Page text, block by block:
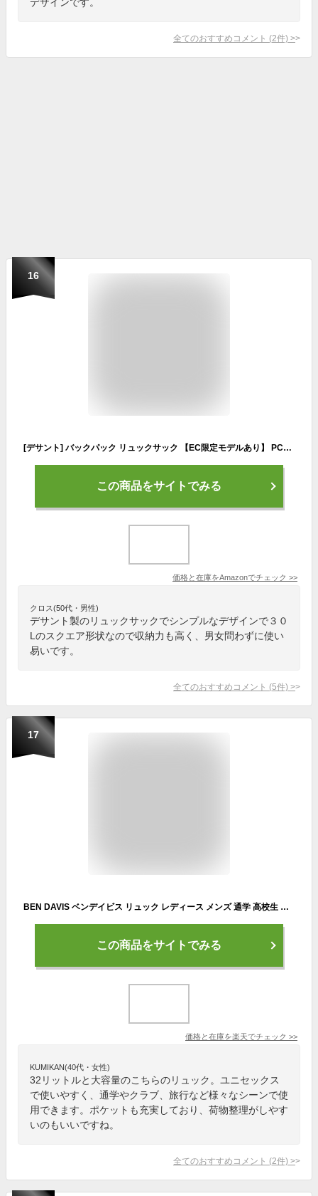
全てのおすすめコメント (2件) >
16
[デサント] バックパック リュックサック 【EC限定モデルあり】 PCポケット 再帰反射 30L 通勤 通学 部活 MOVESPORT BKBL
この商品をサイトでみる
価格と在庫をAmazonでチェック >>
クロス(50代・男性)
デサント製のリュックサックでシンプルなデザインで３０
Lのスクエア形状なので収納力も高く、男女問わずに使い
易いです。
全てのおすすめコメント (5件) >
17
BEN DAVIS ベンデイビス リュック レディース メンズ 通学 高校生 女子 おしゃれ 大容量 かわいい 大人 キッズ ブランド 通勤 バッグ 32L バックパック デイパック ユニセックス バックパック デイパック 中学生 大学生 BDW-8300 8300CL ハロウィン ギフト プレゼント
この商品をサイトでみる
価格と在庫を楽天でチェック >>
KUMIKAN(40代・女性)
32リットルと大容量のこちらのリュック。ユニセックス
で使いやすく、通学やクラブ、旅行など様々なシーンで使
用できます。ポケットも充実しており、荷物整理がしやす
いのもいいですね。
全てのおすすめコメント (2件) >